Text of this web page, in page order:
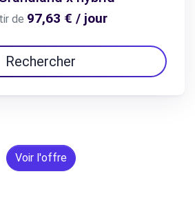
de 97,63 € / jour
Rechercher
Voir l'offre